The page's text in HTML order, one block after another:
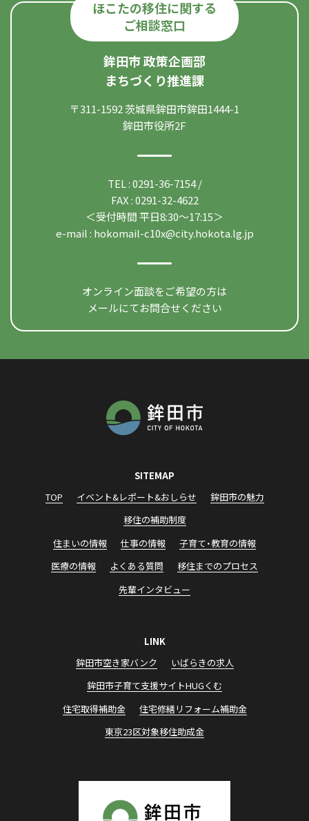
ほこたの移住に関する
ご相談窓口
鉾田市 政策企画部
まちづくり推進課
〒311-1592 茨城県鉾田市鉾田1444-1
鉾田市役所2F
TEL : 0291-36-7154 /
FAX : 0291-32-4622
＜受付時間 平日8:30〜17:15＞
e-mail : hokomail-c10x@city.hokota.lg.jp
オンライン面談をご希望の方は
メールにてお問合せください
SITEMAP
TOP
イベント&レポート&おしらせ
鉾田市の魅力
移住の補助制度
住まいの情報
仕事の情報
子育て・教育の情報
医療の情報
よくある質問
移住までのプロセス
先輩インタビュー
LINK
鉾田市空き家バンク
いばらきの求⼈
鉾⽥市⼦育て⽀援サイトHUGくむ
住宅取得補助⾦
住宅修繕リフォーム補助⾦
東京23区対象移住助成⾦